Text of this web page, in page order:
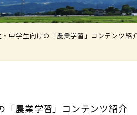
・中学生向けの「農業学習」コンテンツ紹
「農業学習」コンテンツ紹介